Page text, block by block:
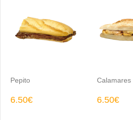
Pepito
6.50€
Calamares
6.50€